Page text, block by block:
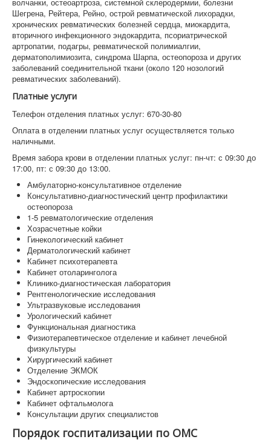
Шегрена, Рейтера, Рейно, острой ревматической лихорадки,
хронических ревматических болезней сердца, миокардита,
вторичного инфекционного эндокардита, псориатрической
артропатии, подагры, ревматической полимиалгии,
дерматополимиозита, синдрома Шарпа, остеопороза и других
заболеваний соединительной ткани (около 120 нозологий
ревматических заболеваний).
Платные услуги
Телефон отделения платных услуг: 670-30-80
Оплата в отделении платных услуг осуществляется только
наличными.
Время забора крови в отделении платных услуг: пн-чт: с 09:30 до
17:00, пт: с 09:30 до 13:00.
Амбулаторно-консультативное отделение
Консультативно-диагностический центр профилактики
остеопороза
1-5 ревматологические отделения
Хозрасчетные койки
Гинекологический кабинет
Дерматологический кабинет
Кабинет психотерапевта
Кабинет отоларинголога
Клинико-диагностическая лаборатория
Рентгенологические исследования
Ультразвуковые исследования
Урологический кабинет
Функциональная диагностика
Физиотерапевтическое отделение и кабинет лечебной
физкультуры
Хирургический кабинет
Отделение ЭКМОК
Эндоскопические исследования
Кабинет артроскопии
Кабинет офтальмолога
Консультации других специалистов
Порядок госпитализации по ОМС